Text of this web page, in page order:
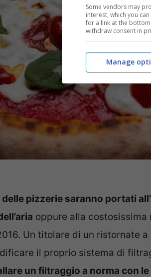
pizzerie saranno portati
oppure alla
Un titolare di un ristornate
il proprio sistema di
un filtraggio a norma con
Some vendors may
interest, which you
for a link at the
withdraw consent in
Manage